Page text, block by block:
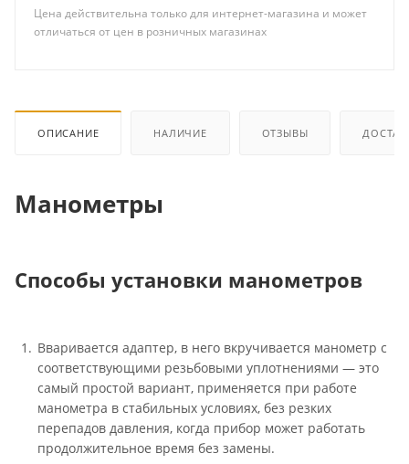
Цена действительна только для интернет-магазина и может
отличаться от цен в розничных магазинах
ОПИСАНИЕ НАЛИЧИЕ ОТЗЫВЫ
Манометры
Способы установки манометров
Вваривается адаптер, в него вкручивается манометр с
соответствующими резьбовыми уплотнениями — это
самый простой вариант, применяется при работе
манометра в стабильных условиях, без резких
перепадов давления, когда прибор может работать
продолжительное время без замены.